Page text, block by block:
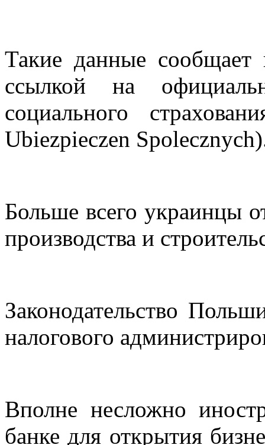
Такие данные сообщает
ссылкой на
социального
Ubiezpieczen
Больше всего украинцы
производства и
Законодательство
налогового
Вполне несложно
банке для открытия